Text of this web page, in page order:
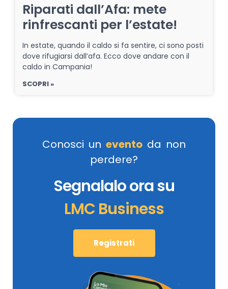
Riparati dall’Afa: mete
rinfrescanti per l’estate!
In estate, quando il caldo si fa sentire, ci sono posti
dove rifugiarsi dall’afa. Ecco dove andare con il
caldo in Campania!
SCOPRI »
Conosci un evento da non
perdere?
Segnalalo ora su
LMC Business
Registrati